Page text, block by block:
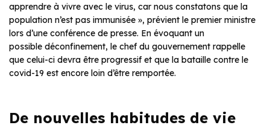
apprendre à vivre avec le virus, car nous constatons que la
population n’est pas immunisée », prévient le premier ministre
lors d’une conférence de presse. En évoquant un
possible déconfinement, le chef du gouvernement rappelle
que celui-ci devra être progressif et que la bataille contre le
covid-19 est encore loin d’être remportée.
De nouvelles habitudes de vie